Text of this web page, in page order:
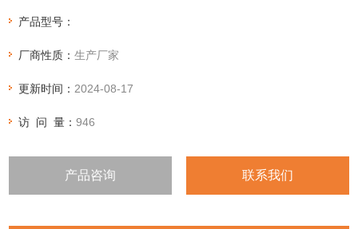
在传热差，热膨胀系数大，有冷流等缺点。
产品型号：
厂商性质：生产厂家
更新时间： 2024-08-17
访 问 量：946
产品咨询 联系我们